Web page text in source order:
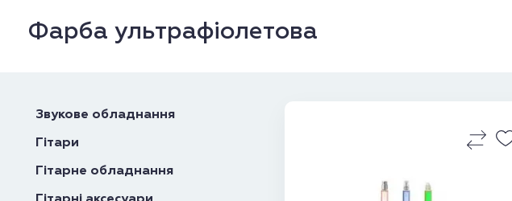
Фарба ультрафіолетова
Звукове обладнання
Гітари
Гітарне обладнання